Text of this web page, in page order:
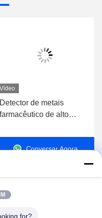
Vídeo
Detector de metais
farmacêutico de alto
detecção de
contaminantes metálicos
Conversar Agora
for?